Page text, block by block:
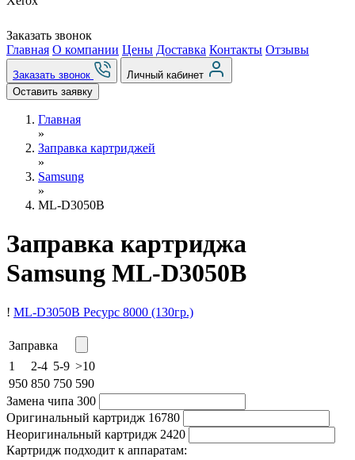
Заказать звонок
Главная О компании Цены Доставка Контакты Отзывы
Заказать звонок
Личный кабинет
Оставить заявку
Главная
»
Заправка картриджей
»
Samsung
»
ML-D3050B
Заправка картриджа
Samsung ML-D3050B
! ML-D3050B Ресурс 8000 (130гр.)
Заправка
1
2-4 5-9 >10
950 850 750 590
Замена чипа 300
Оригинальный картридж 16780
Неоригинальный картридж 2420
Картридж подходит к аппаратам: